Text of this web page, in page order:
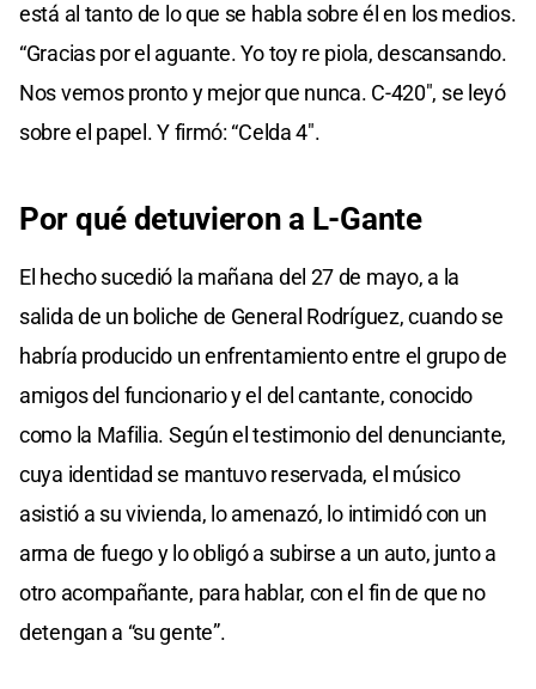
está al tanto de lo que se habla sobre él en los medios.
“Gracias por el aguante. Yo toy re piola, descansando.
Nos vemos pronto y mejor que nunca. C-420″, se leyó
sobre el papel. Y firmó: “Celda 4″.
Por qué detuvieron a L-Gante
El hecho sucedió la mañana del 27 de mayo, a la
salida de un boliche de General Rodríguez, cuando se
habría producido un enfrentamiento entre el grupo de
amigos del funcionario y el del cantante, conocido
como la Mafilia. Según el testimonio del denunciante,
cuya identidad se mantuvo reservada, el músico
asistió a su vivienda, lo amenazó, lo intimidó con un
arma de fuego y lo obligó a subirse a un auto, junto a
otro acompañante, para hablar, con el fin de que no
detengan a “su gente”.